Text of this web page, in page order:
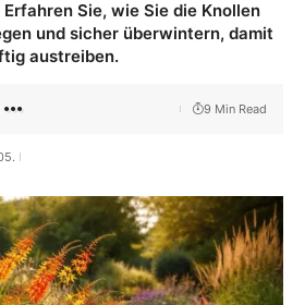
Sie, wie Sie die Knollen
und sicher überwintern, damit
austreiben.
9 Min Read